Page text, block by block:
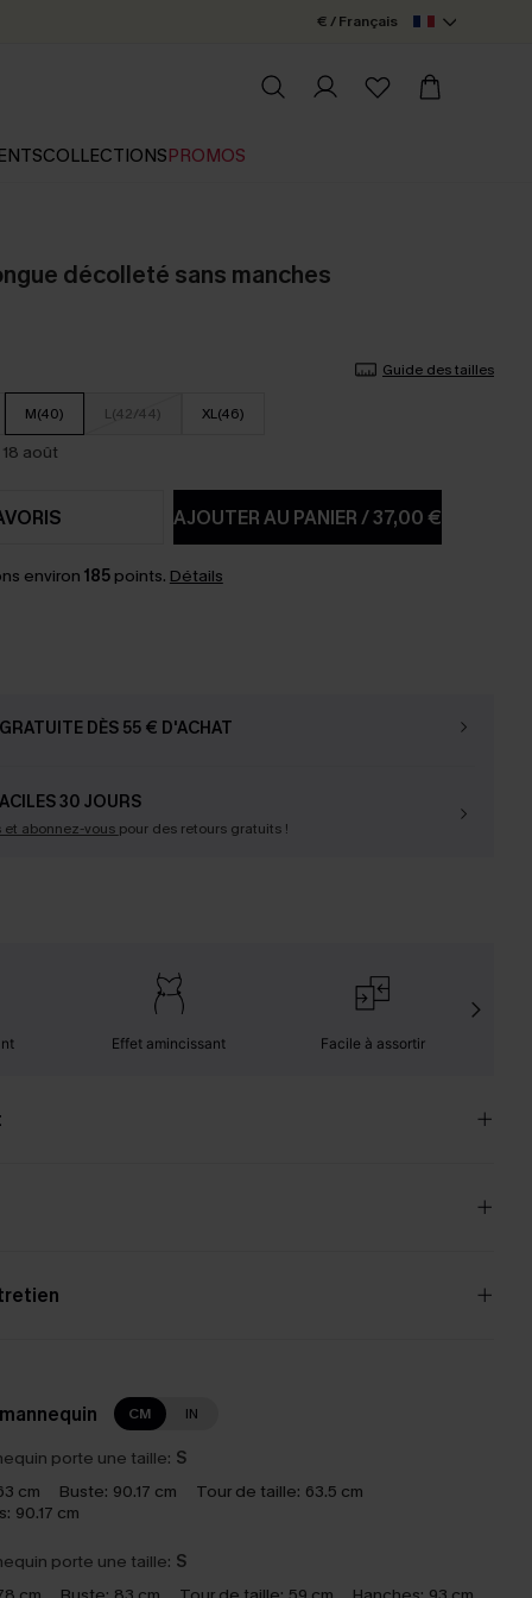
€ / Français
COLLECTIONSPROMOS
décolleté sans manches
Guide des tailles
M(40) L(42/44) XL(46)
août
AJOUTER AU PANIER/37,00 €
environ 185points. Détails
DÈS 55 € D'ACHAT
30 JOURS
et abonnez-vous pour des retours gratuits !
Effet amincissant Facile à assortir
CM IN
porte une taille: S
cm
Buste: 90.17 cm Tour de taille: 63.5 cm
90.17 cm
porte une taille: S